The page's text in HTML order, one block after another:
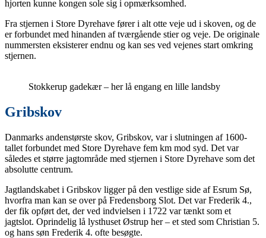
hjorten kunne kongen sole sig i opmærksomhed.
Fra stjernen i Store Dyrehave fører i alt otte veje ud i skoven, og de
er forbundet med hinanden af tværgående stier og veje. De originale
nummersten eksisterer endnu og kan ses ved vejenes start omkring
stjernen.
Stokkerup gadekær – her lå engang en lille landsby
Gribskov
Danmarks andenstørste skov, Gribskov, var i slutningen af 1600-
tallet forbundet med Store Dyrehave fem km mod syd. Det var
således et større jagtområde med stjernen i Store Dyrehave som det
absolutte centrum.
Jagtlandskabet i Gribskov ligger på den vestlige side af Esrum Sø,
hvorfra man kan se over på Fredensborg Slot. Det var Frederik 4.,
der fik opført det, der ved indvielsen i 1722 var tænkt som et
jagtslot. Oprindelig lå lysthuset Østrup her – et sted som Christian 5.
og hans søn Frederik 4. ofte besøgte.